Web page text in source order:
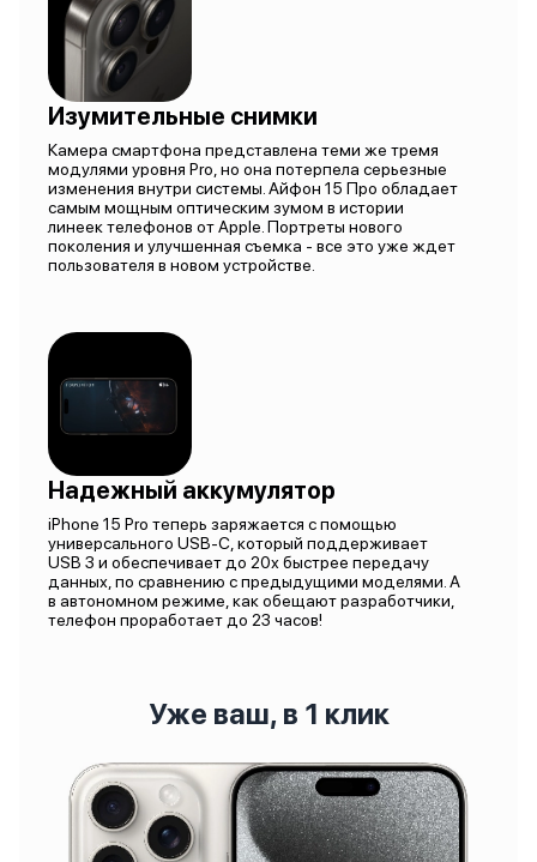
Изумительные снимки
Камера смартфона представлена теми же тремя
модулями уровня Pro, но она потерпела серьезные
изменения внутри системы. Айфон 15 Про обладает
самым мощным оптическим зумом в истории
линеек телефонов от Apple. Портреты нового
поколения и улучшенная съемка - все это уже ждет
пользователя в новом устройстве.
Надежный аккумулятор
iPhone 15 Pro теперь заряжается с помощью
универсального USB-C, который поддерживает
USB 3 и обеспечивает до 20х быстрее передачу
данных, по сравнению с предыдущими моделями. А
в автономном режиме, как обещают разработчики,
телефон проработает до 23 часов!
Уже ваш, в 1 клик